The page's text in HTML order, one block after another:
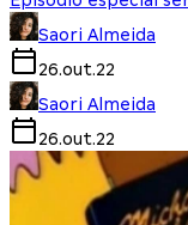
Saori Almeida
26.out.22
Saori Almeida
26.out.22